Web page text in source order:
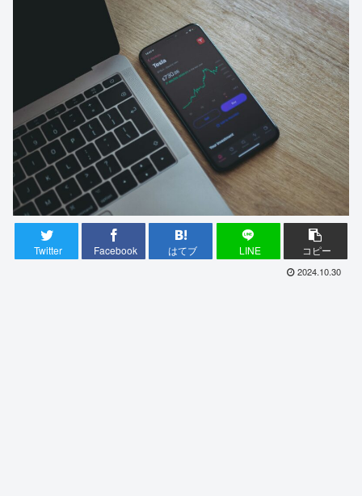
Twitter Facebook はてブ LINE コピー
2024.10.30